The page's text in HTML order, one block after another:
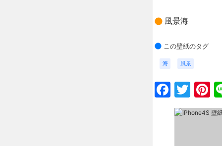
風景海
この壁紙のタグ
海 風景